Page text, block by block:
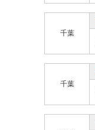
千葉
千葉